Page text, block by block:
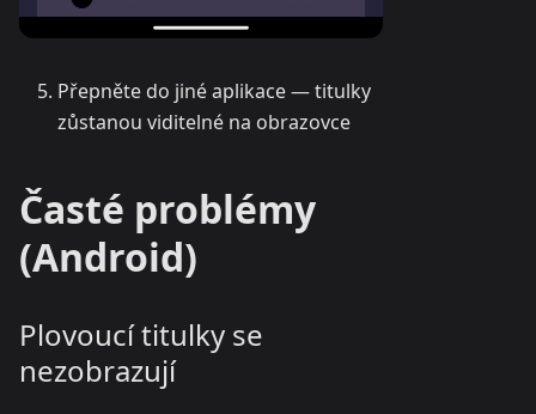
Přepněte do jiné aplikace — titulky
zůstanou viditelné na obrazovce
Časté problémy
(Android)
Plovoucí titulky se
nezobrazují